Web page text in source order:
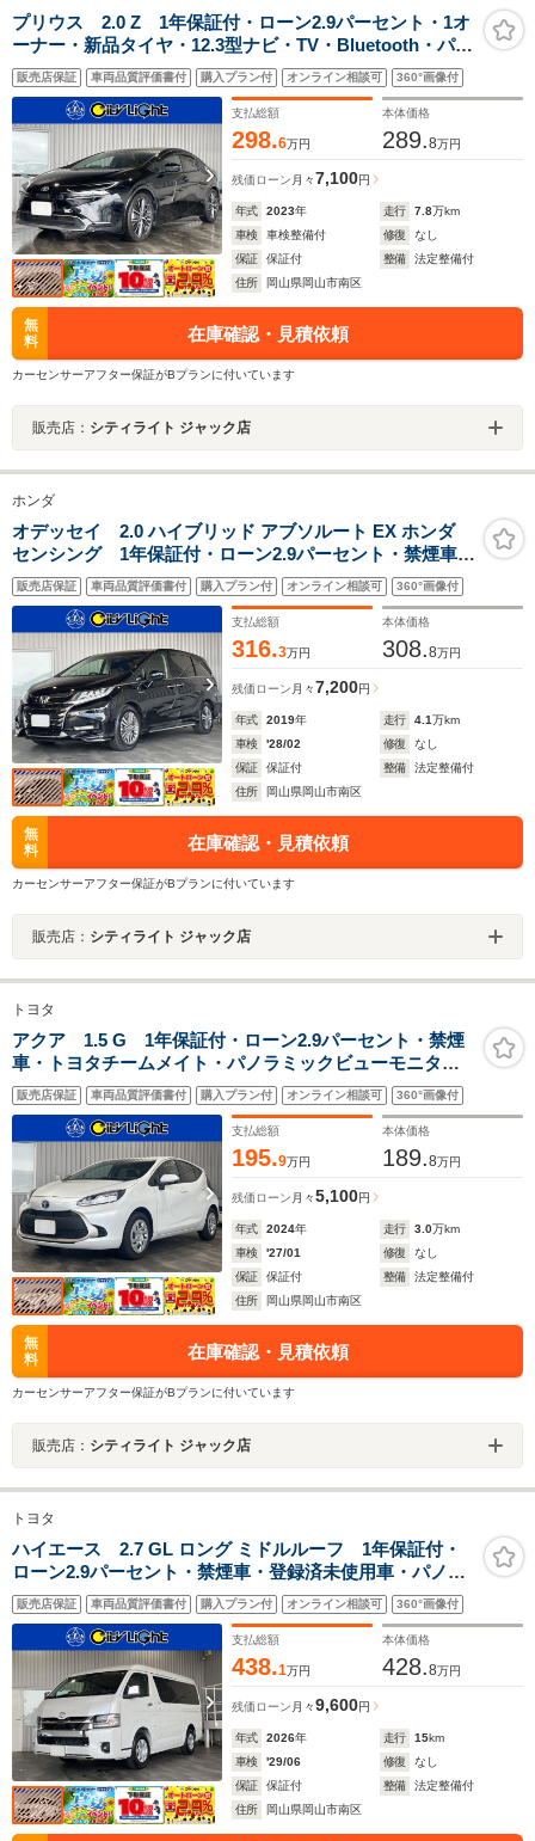
プリウス 2.0 Z 1年保証付・ローン2.9パーセント・1オ
ーナー・新品タイヤ・12.3型ナビ・TV・Bluetooth・パノ
ラミックビューモニター・トヨタセーフティ・クルーズ
コントロール・ブラインドスポットモニター・赤黒レザ
ーシート
販売店保証 車両品質評価書付 購入プラン付 オンライン相談可 360°画像付
支払総額
298.6万円
本体価格
289.8万円
残価ローン 月々7,100円
年式 2023年 走行 7.8万km
車検
車検整備付 修復
なし
保証
保証付 整備
法定整備付
住所
岡山県岡山市南区
無
料
在庫確認・見積依頼
カーセンサーアフター保証がBプランに付いています
販売店： シティライト ジャック店
ホンダ
オデッセイ 2.0 ハイブリッド アブソルート EX ホンダ
センシング 1年保証付・ローン2.9パーセント・禁煙車・
フリップダウンモニター・ナビ・TV・DVD・
Bluetooth・AppleCarPlay・HDMI・マルチビューカメ
ラ・アイドリングストップ・クルーズコントロール・ブ
ラインドスポットモニター
販売店保証 車両品質評価書付 購入プラン付 オンライン相談可 360°画像付
支払総額
316.3万円
本体価格
308.8万円
残価ローン 月々7,200円
年式 2019年 走行 4.1万km
車検
'28/02 修復
なし
保証
保証付 整備
法定整備付
住所
岡山県岡山市南区
無
料
在庫確認・見積依頼
カーセンサーアフター保証がBプランに付いています
販売店： シティライト ジャック店
トヨタ
アクア 1.5 G 1年保証付・ローン2.9パーセント・禁煙
車・トヨタチームメイト・パノラミックビューモニタ
ー・ブラインドスポットモニター・ディスプレイオーデ
ィオ・Bluetooth・USB・トヨタセーフティ・クルーズコ
ントロール・ETC
販売店保証 車両品質評価書付 購入プラン付 オンライン相談可 360°画像付
支払総額
195.9万円
本体価格
189.8万円
残価ローン 月々5,100円
年式 2024年 走行 3.0万km
車検
'27/01 修復
なし
保証
保証付 整備
法定整備付
住所
岡山県岡山市南区
無
料
在庫確認・見積依頼
カーセンサーアフター保証がBプランに付いています
販売店： シティライト ジャック店
トヨタ
ハイエース 2.7 GL ロング ミドルルーフ 1年保証付・
ローン2.9パーセント・禁煙車・登録済未使用車・パノラ
ミックビューモニター・LEDオートライト・ディスプレ
イオーディオ・TV・Bluetooth・AppleCarPlay・USB・
トヨタセーフティ・クルーズコントロール
販売店保証 車両品質評価書付 購入プラン付 オンライン相談可 360°画像付
支払総額
438.1万円
本体価格
428.8万円
残価ローン 月々9,600円
年式 2026年 走行 15km
車検
'29/06 修復
なし
保証
保証付 整備
法定整備付
住所
岡山県岡山市南区